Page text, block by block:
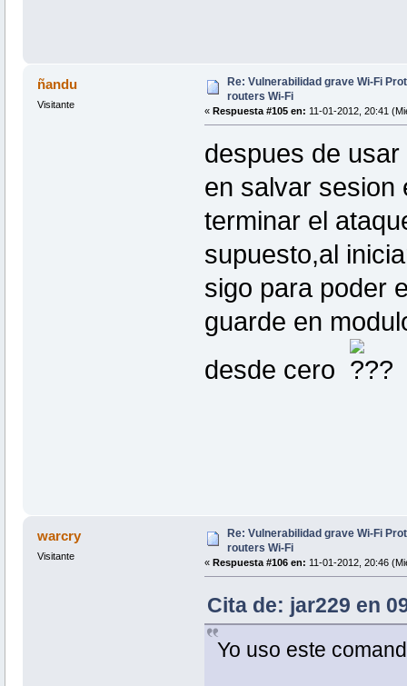
ñandu
Visitante
Re: Vulnerabilidad grave Wi-Fi
routers Wi-Fi
« Respuesta #105 en: 11-01-2012, 20:41
despues de
en salvar sesion
terminar el
supuesto,al
sigo para poder
guarde en
desde cero
warcry
Visitante
Re: Vulnerabilidad grave Wi-Fi
routers Wi-Fi
« Respuesta #106 en: 11-01-2012, 20:46
Cita de: jar229 en
Yo uso este